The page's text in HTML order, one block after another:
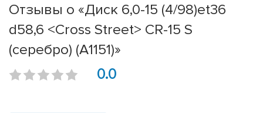
Отзывы о «Диск 6,0-15 (4/98)et36
d58,6 <Cross Street> CR-15 S
(серебро) (A1151)»
0.0